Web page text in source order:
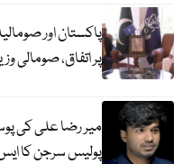
پاکستان اور
پر اتفاق، صومالی
میر رضا علی کی
پولیس سرجن کا